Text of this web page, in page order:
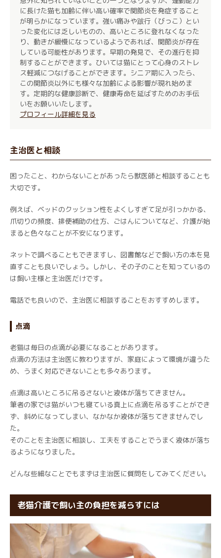
に長けた猫も加齢に伴い高い確率で関節炎を発症すること
が明らかになっています。強い痛みや跛行（びっこ）とい
った変化には乏しいものの、高いところに登れなくなった
り、動きが緩慢になっているようであれば、関節炎が存在
している可能性があります。早期の発見で、その進行を抑
制することができます。ひいては猫にとって心身のストレ
ス軽減につなげることができます。シニア期に入ったら、
この関節炎以外にも様々な加齢による影響が現れ始めま
す。定期的な健康診断で、健康寿命を延ばすためのお手伝
いをお願いいたします。
プロフィール詳細を見る
主治医と相談
困ったこと、わからないことがあったら獣医師と相談することも
大切です。
例えば、ベッドのクッション性をよくしすぎて足が引っかかる、
爪切りの頻度、排便補助の仕方、ごはんについてなど、介護が始
まると色々なことが不安になります。
ネットで調べることもできますし、図書館などで飼い方の本を見
直すことも良いでしょう。しかし、その子のことを知っているの
は飼い主様と主治医だけです。
電話でも良いので、主治医に相談することをおすすめします。
点滴
老猫は毎日の点滴が必要になることがあります。
点滴の方法は主治医に教わりますが、家庭によって環境が違うた
め、うまく対応できないことも多々あります。
点滴は高いところに吊るさないと液体が落ちてきません。
筆者の家では猫がいつも寝ている真上に点滴を吊るすことができ
ず、斜めになってしまい、なかなか液体が落ちてきませんでし
た。
そのことを主治医に相談し、工夫をすることでうまく液体が落ち
るようになりました。
どんな些細なことでもまずは主治医に質問をしてみてください。
老猫介護で飼い主の負担を減らすには